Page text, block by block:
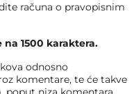
računa o pravopisnim
1500 karaktera.
odnosno
komentare, te će takve